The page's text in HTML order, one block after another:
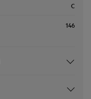
C
146